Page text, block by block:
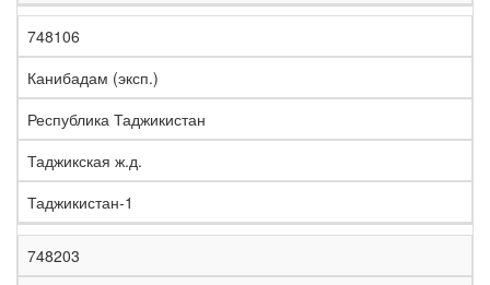
748106
Канибадам (эксп.)
Республика Таджикистан
Таджикская ж.д.
Таджикистан-1
748203